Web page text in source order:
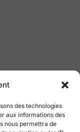
des technologies
aux informations des
nous permettra de